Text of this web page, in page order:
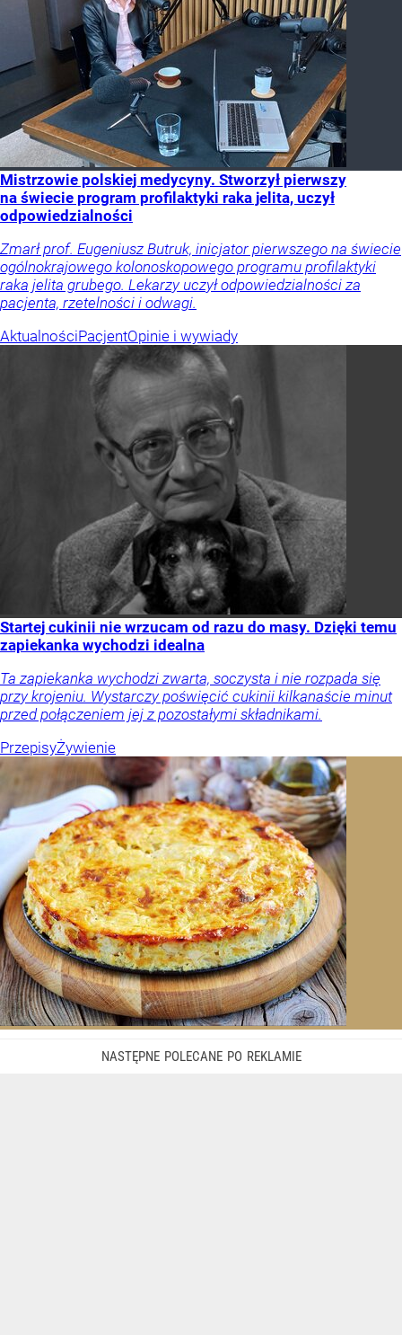
Mistrzowie polskiej medycyny. Stworzył pierwszy
na świecie program profilaktyki raka jelita, uczył
odpowiedzialności
Zmarł prof. Eugeniusz Butruk, inicjator pierwszego na świecie
ogólnokrajowego kolonoskopowego programu profilaktyki
raka jelita grubego. Lekarzy uczył odpowiedzialności za
pacjenta, rzetelności i odwagi.
AktualnościPacjentOpinie i wywiady
Startej cukinii nie wrzucam od razu do masy. Dzięki temu
zapiekanka wychodzi idealna
Ta zapiekanka wychodzi zwarta, soczysta i nie rozpada się
przy krojeniu. Wystarczy poświęcić cukinii kilkanaście minut
przed połączeniem jej z pozostałymi składnikami.
PrzepisyŻywienie